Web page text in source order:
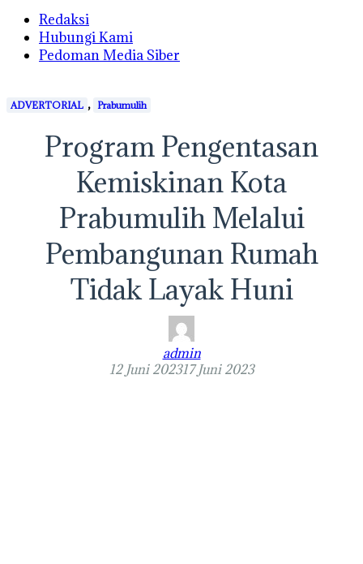
Redaksi
Hubungi Kami
Pedoman Media Siber
ADVERTORIAL , Prabumulih
Program Pengentasan
Kemiskinan Kota
Prabumulih Melalui
Pembangunan Rumah
Tidak Layak Huni
admin
12 Juni 202317 Juni 2023